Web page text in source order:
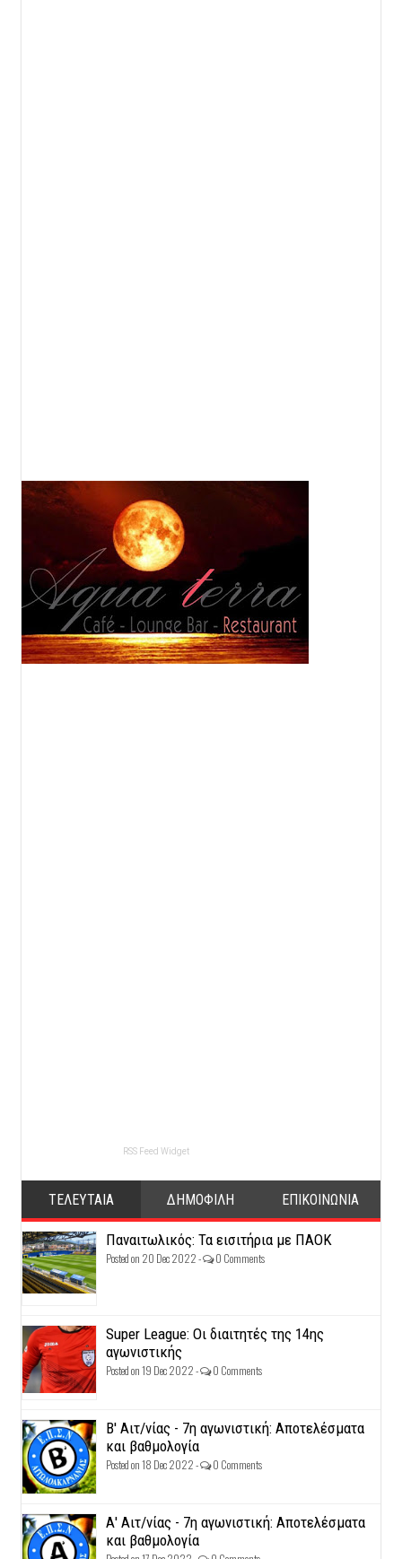
RSS Feed Widget
ΤΕΛΕΥΤΑΙΑ ΔΗΜΟΦΙΛΗ ΕΠΙΚΟΙΝΩΝΙΑ
Παναιτωλικός: Τα εισιτήρια με ΠΑΟΚ
Posted on 20 Dec 2022 - 0 Comments
Super League: Οι διαιτητές της 14ης
αγωνιστικής
Posted on 19 Dec 2022 - 0 Comments
Β' Αιτ/νίας - 7η αγωνιστική: Αποτελέσματα
και βαθμολογία
Posted on 18 Dec 2022 - 0 Comments
Α' Αιτ/νίας - 7η αγωνιστική: Αποτελέσματα
και βαθμολογία